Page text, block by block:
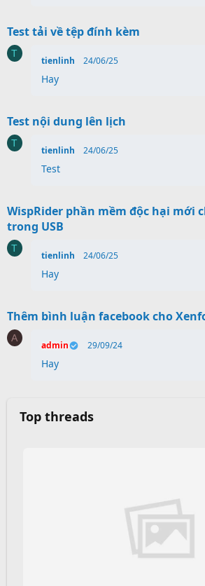
Test tải về tệp đính kèm
T
tienlinh 24/06/25
Hay
Test nội dung lên lịch
T
tienlinh 24/06/25
Test
WispRider phần mềm độc hại mới
trong USB
T
tienlinh 24/06/25
Hay
Thêm bình luận facebook cho
A
admin 29/09/24
Hay
Top threads